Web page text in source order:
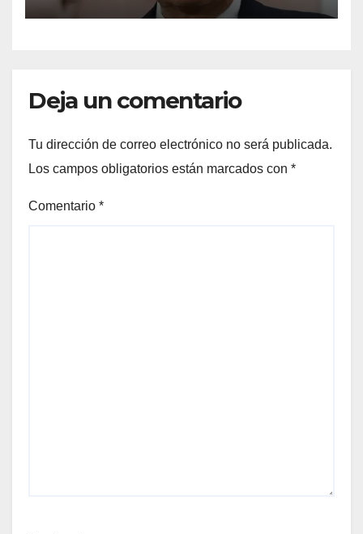
Deja un comentario
Tu dirección de correo electrónico no será publicada.
Los campos obligatorios están marcados con *
Comentario *